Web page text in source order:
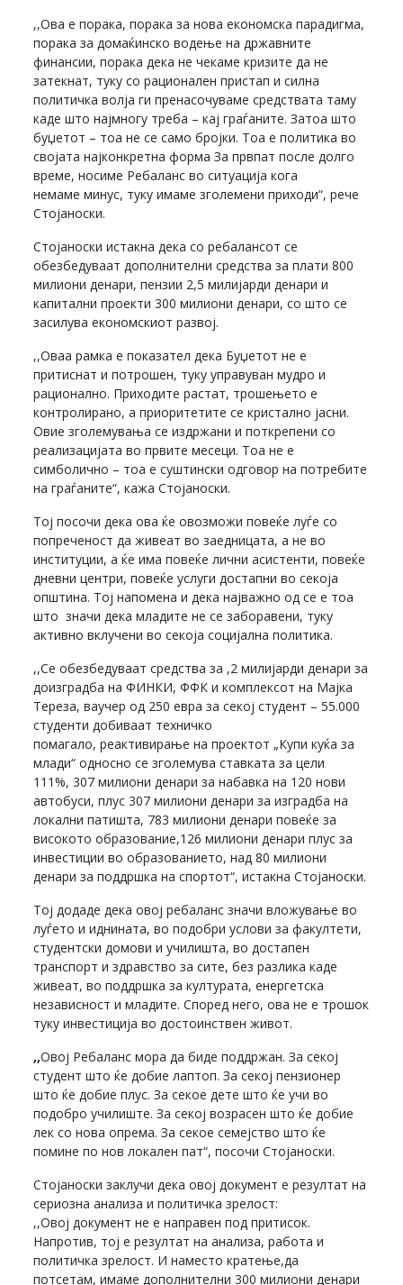
,,Ова е порака, порака за нова економска парадигма,
порака за домаќинско водење на државните
финансии, порака дека не чекаме кризите да не
затекнат, туку со рационален пристап и силна
политичка волја ги пренасочуваме средствата таму
каде што најмногу треба – кај граѓаните. Затоа што
буџетот – тоа не се само бројки. Тоа е политика во
својата најконкретна форма За првпат после долго
време, носиме Ребаланс во ситуација кога
немаме минус, туку имаме зголемени приходи“, рече
Стојаноски.
Стојаноски истакна дека со ребалансот се
обезбедуваат дополнителни средства за плати 800
милиони денари, пензии 2,5 милијарди денари и
капитални проекти 300 милиони денари, со што се
засилува економскиот развој.
,,Оваа рамка е показател дека Буџетот не е
притиснат и потрошен, туку управуван мудро и
рационално. Приходите растат, трошењето е
контролирано, а приоритетите се кристално јасни.
Овие зголемувања се издржани и поткрепени со
реализацијата во првите месеци. Тоа не е
симболично – тоа е суштински одговор на потребите
на граѓаните“, кажа Стојаноски.
Тој посочи дека ова ќе овозможи повеќе луѓе со
попреченост да живеат во заедницата, а не во
институции, а ќе има повеќе лични асистенти, повеќе
дневни центри, повеќе услуги достапни во секоја
општина. Тој напомена и дека најважно од се е тоа
што значи дека младите не се заборавени, туку
активно вклучени во секоја социјална политика.
,,Се обезбедуваат средства за ,2 милијарди денари за
доизградба на ФИНКИ, ФФК и комплексот на Мајка
Тереза, ваучер од 250 евра за секој студент – 55.000
студенти добиваат техничко
помагало, реактивирање на проектот „Купи куќа за
млади“ односно се зголемува ставката за цели
111%, 307 милиони денари за набавка на 120 нови
автобуси, плус 307 милиони денари за изградба на
локални патишта, 783 милиони денари повеќе за
високото образование,126 милиони денари плус за
инвестиции во образованието, над 80 милиони
денари за поддршка на спортот“, истакна Стојаноски.
Тој додаде дека овој ребаланс значи вложување во
луѓето и иднината, во подобри услови за факултети,
студентски домови и училишта, во достапен
транспорт и здравство за сите, без разлика каде
живеат, во поддршка за културата, енергетска
независност и младите. Според него, ова не е трошок
туку инвестиција во достоинствен живот.
,,Овој Ребаланс мора да биде поддржан. За секој
студент што ќе добие лаптоп. За секој пензионер
што ќе добие плус. За секое дете што ќе учи во
подобро училиште. За секој возрасен што ќе добие
лек со нова опрема. За секое семејство што ќе
помине по нов локален пат“, посочи Стојаноски.
Стојаноски заклучи дека овој документ е резултат на
сериозна анализа и политичка зрелост:
,,Овој документ не е направен под притисок.
Напротив, тој е резултат на анализа, работа и
политичка зрелост. И наместо кратење,да
потсетам, имаме дополнителни 300 милиони денари